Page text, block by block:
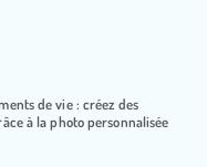
de vie : créez des
à la photo personnalisée